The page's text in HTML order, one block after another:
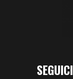
SEGUICI